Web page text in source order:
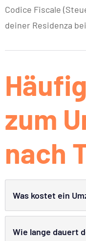
Codice Fiscale
deiner Residenza
zum
nach
Was kostet ein
Wie lange dauert